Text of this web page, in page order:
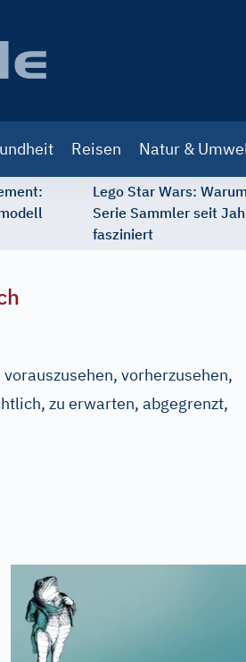
Reisen Natur &
Lego Star Wars:
Serie Sammler seit
fasziniert
vorherzusehen,
zu erwarten, abgegrenzt,